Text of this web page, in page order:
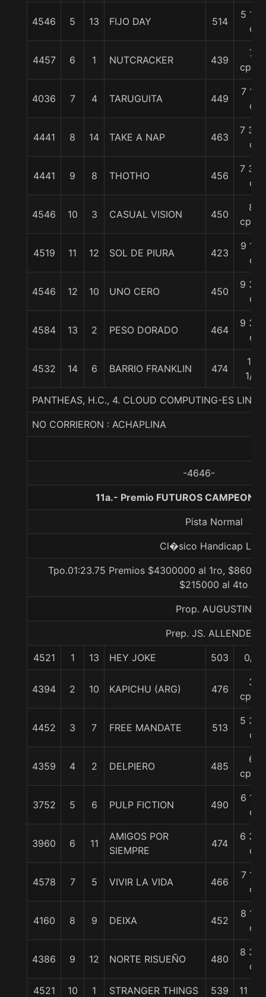
4546 5 13 FIJO DAY 514
5 1/2
c
4457 6 1 NUTCRACKER 439
7
cpos.
4036 7 4 TARUGUITA 449
7 1/2
c
4441 8 14 TAKE A NAP 463
7 3/4
c
4441 9 8 THOTHO 456
7 3/4
c
4546 10 3 CASUAL VISION 450
8
cpos.
4519 11 12 SOL DE PIURA 423
9 1/2
c
4546 12 10 UNO CERO 450
9 3/4
c
4584 13 2 PESO DORADO 464
9 3/4
c
4532 14 6 BARRIO FRANKLIN 474
14
1/4
PANTHEAS, H.C., 4. CLOUD COMPUTING-ES
NO CORRIERON : ACHAPLINA
-4646-
11a.- Premio FUTUROS
Pista Normal
Cl�sico Handicap
Tpo.01:23.75 Premios $4300000 al 1ro,
$215000 al 4to
Prop. AUGUSTIN
Prep. JS. ALLENDE F.
4521 1 13 HEY JOKE 503 0/0
4394 2 10 KAPICHU (ARG) 476
3
cpos.
4452 3 7 FREE MANDATE 513
5 3/4
c
4359 4 2 DELPIERO 485
6
cpos.
3752 5 6 PULP FICTION 490
6 1/2
c
3960 6 11
AMIGOS POR
SIEMPRE
474
6 3/4
c
4578 7 5 VIVIR LA VIDA 466
7 1/2
c
4160 8 9 DEIXA 452
8 1/2
c
4386 9 12 NORTE RISUEÑO 480
8 3/4
c
4521 10 1 STRANGER THINGS 539 11 1/4